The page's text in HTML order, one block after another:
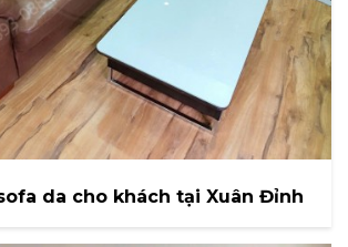
da cho khách tại Xuân Đỉnh